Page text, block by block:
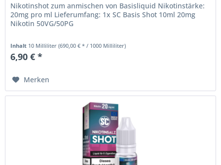
Nikotinshot zum anmischen von Basisliquid Nikotinstärke:
20mg pro ml Lieferumfang: 1x SC Basis Shot 10ml 20mg
Nikotin 50VG/50PG
Inhalt 10 Milliliter(690,00 € * / 1000 Milliliter)
6,90 € *
Merken